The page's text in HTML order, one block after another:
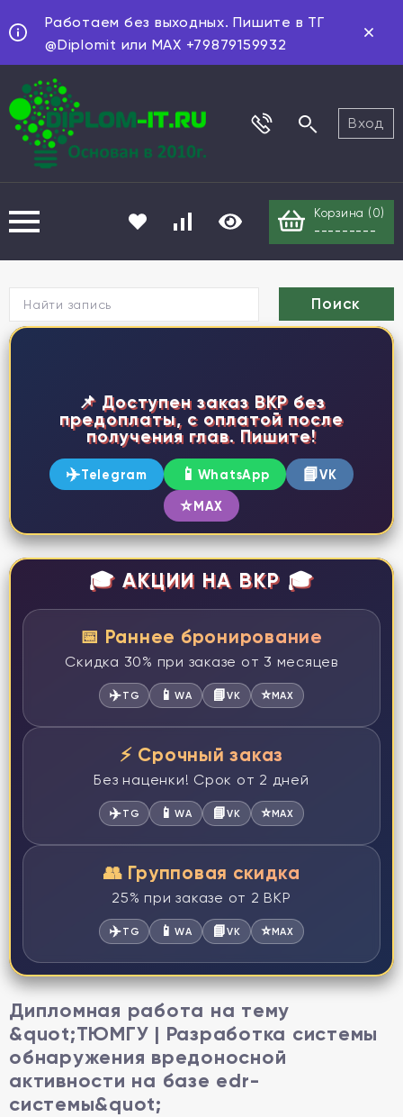
Работаем без выходных. Пишите в ТГ
@Diplomit или MAX +79879159932
Вход
Корзина ( 0)
---------
📌 Доступен заказ ВКР без
предоплаты, с оплатой после
получения глав. Пишите!
✈️Telegram 📱 WhatsApp 📘VK
⭐MAX
🎓 АКЦИИ НА ВКР 🎓
📅 Раннее бронирование
Скидка 30% при заказе от 3 месяцев
✈️TG 📱WA 📘VK ⭐MAX
⚡ Срочный заказ
Без наценки! Срок от 2 дней
✈️TG 📱WA 📘VK ⭐MAX
👥 Групповая скидка
25% при заказе от 2 ВКР
✈️TG 📱WA 📘VK ⭐MAX
Дипломная работа на тему
&quot;ТЮМГУ | Разработка системы
обнаружения вредоносной
активности на базе еdr-
системы&quot;